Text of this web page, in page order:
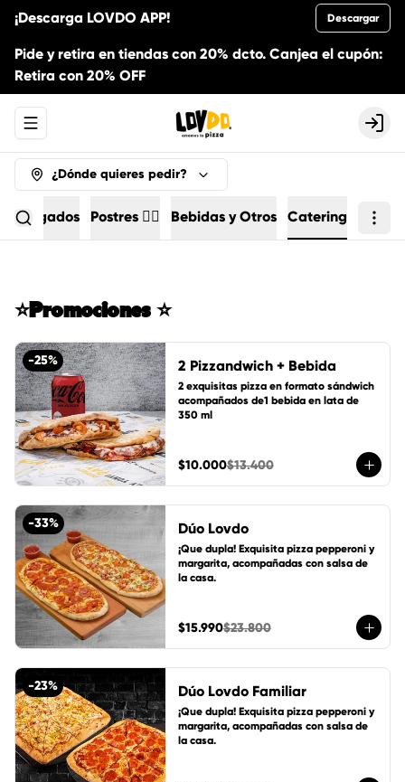
¡Descarga LOVDO APP! Descargar
Pide y retira en tiendas con 20% dcto. Canjea el cupón:
Retira con 20% OFF
Abrir menu de navegación Login
¿Dónde quieres pedir?
Agregados Postres 🏄🏻 Bebidas y Otros Catering
⭐Promociones ⭐
-25% 2 Pizzandwich + Bebida
2 exquisitas pizza en formato sándwich
acompañados de1 bebida en lata de
350 ml
$10.000$13.400
-33% Dúo Lovdo
¡Que dupla! Exquisita pizza pepperoni y
margarita, acompañadas con salsa de
la casa.
$15.990$23.800
-23% Dúo Lovdo Familiar
¡Que dupla! Exquisita pizza pepperoni y
margarita, acompañadas con salsa de
la casa.